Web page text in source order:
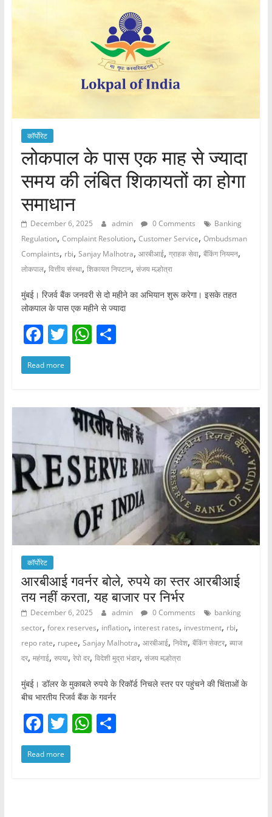
कॉर्पोरेट
लोकपाल के पास एक माह से ज्यादा
समय की लंबित शिकायतों का होगा
समाधान
December 6, 2025 admin 0 Comments
Banking
Regulation, Complaint Resolution, Customer Service, Ombudsman
Complaints, rbi, Sanjay Malhotra, आरबीआई, ग्राहक सेवा, बैंकिंग नियमन,
लोकपाल, वित्तीय संस्था, शिकायत निपटान, संजय मल्होत्रा
मुंबई। रिजर्व बैंक जनवरी से दो महीने का अभियान शुरू करेगा। इसके तहत
लोकपाल के पास एक महीने से ज्यादा
F
a
c
b
o
k
T
w
itt
W
A
p
p
S
Read more
कॉर्पोरेट
आरबीआई गवर्नर बोले, रुपये का स्तर आरबीआई
तय नहीं करता, यह बाजार पर निर्भर
December 6, 2025 admin 0 Comments
banking
sector, forex reserves, inflation, interest rates, investment, rbi,
repo rate, rupee, Sanjay Malhotra, आरबीआई, निवेश, बैंकिंग सेक्टर, ब्याज
दर, महंगाई, रुपया, रेपो दर, विदेशी मुद्रा भंडार, संजय मल्होत्रा
मुंबई। डॉलर के मुकाबले रुपये के रिकॉर्ड निचले स्तर पर पहुंचने की चिंताओं के
बीच भारतीय रिजर्व बैंक के गवर्नर
F
a
c
T
w
itt
W S
Read more